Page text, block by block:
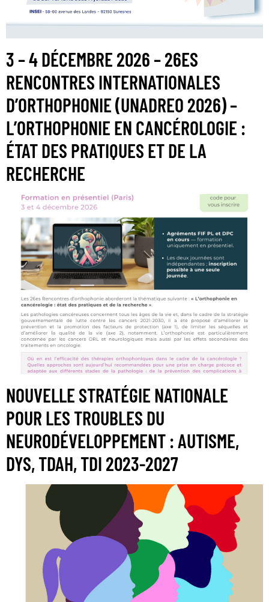
3 – 4 DÉCEMBRE 2026 – 26ES
RENCONTRES INTERNATIONALES
D’ORTHOPHONIE (UNADREO 2026) –
L’ORTHOPHONIE EN CANCÉROLOGIE :
ÉTAT DES PRATIQUES ET DE LA
RECHERCHE
NOUVELLE STRATÉGIE NATIONALE
POUR LES TROUBLES DU
NEURODÉVELOPPEMENT : AUTISME,
DYS, TDAH, TDI 2023-2027